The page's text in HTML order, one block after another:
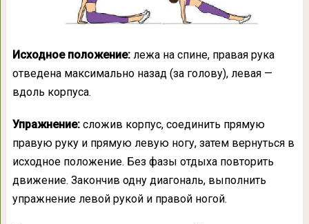
Исходное положение:лежа на спине, правая рука
отведена максимально назад (за голову), левая —
вдоль корпуса.
Упражнение:сложив корпус, соединить прямую
правую руку и прямую левую ногу, затем вернуться в
исходное положение. Без фазы отдыха повторить
движение. Закончив одну диагональ, выполнить
упражнение левой рукой и правой ногой.